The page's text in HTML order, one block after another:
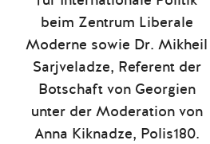
beim Zentrum Liberale
Moderne sowie Dr. Mikheil
Sarjveladze, Referent der
Botschaft von Georgien
unter der Moderation von
Anna Kiknadze, Polis180.